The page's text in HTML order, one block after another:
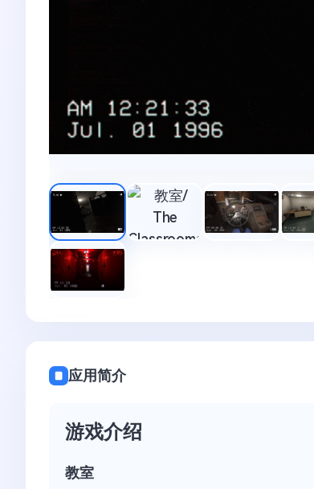
应用简介
游戏介绍
教室